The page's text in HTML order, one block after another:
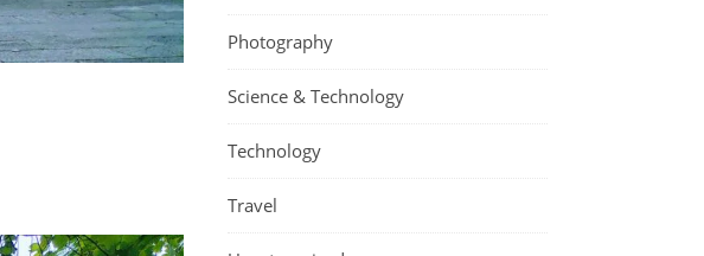
Photography
Science & Technology
Technology
Travel